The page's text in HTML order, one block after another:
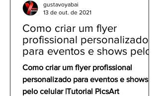
Como criar um flyer
profissional personalizado
para eventos e shows pelo
celular | Tutorial PicsArt
Como criar um flyer profissional
personalizado para eventos e shows
pelo celular |Tutorial PicsArt
gustavoyabai
13 de out. de 2021